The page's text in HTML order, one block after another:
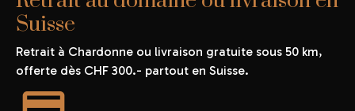
Suisse
Retrait à Chardonne ou livraison gratuite sous 50 km,
offerte dès CHF 300.- partout en Suisse.